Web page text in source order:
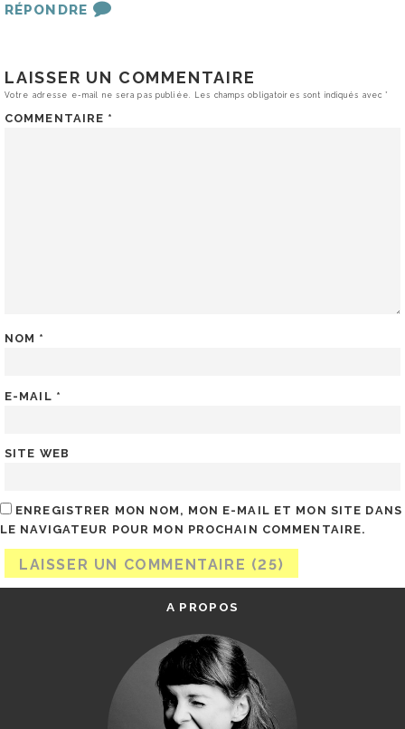
RÉPONDRE
LAISSER UN COMMENTAIRE
Votre adresse e-mail ne sera pas publiée. Les champs obligatoires sont indiqués avec*
COMMENTAIRE *
NOM *
E-MAIL *
SITE WEB
ENREGISTRER MON NOM, MON E-MAIL ET MON SITE DANS
LE NAVIGATEUR POUR MON PROCHAIN COMMENTAIRE.
A PROPOS